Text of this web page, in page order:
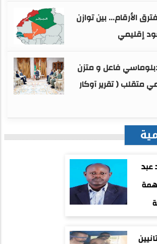
الأرقام… بين توازن
إقليمي
دبلوماسي فاعل و متزن
متقلب ( تقرير آوكار
عبد